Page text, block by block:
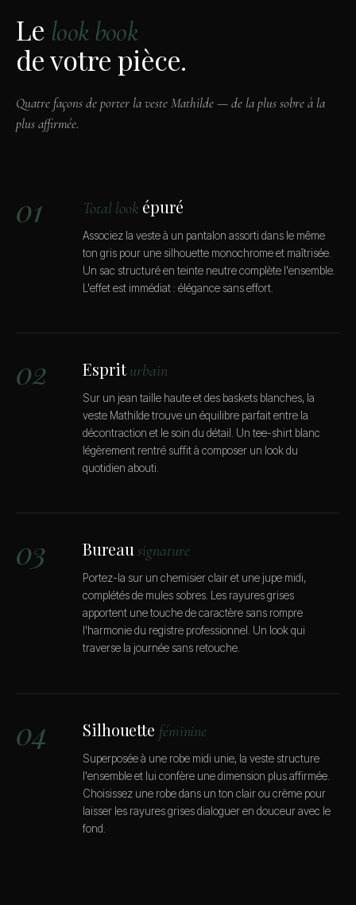
Le look book
de votre pièce.
Quatre façons de porter la veste Mathilde — de la plus sobre à la
plus affirmée.
01 Total look épuré
Associez la veste à un pantalon assorti dans le même
ton gris pour une silhouette monochrome et maîtrisée.
Un sac structuré en teinte neutre complète l'ensemble.
L'effet est immédiat : élégance sans effort.
02 Espriturbain
Sur un jean taille haute et des baskets blanches, la
veste Mathilde trouve un équilibre parfait entre la
décontraction et le soin du détail. Un tee-shirt blanc
légèrement rentré suffit à composer un look du
quotidien abouti.
03 Bureausignature
Portez-la sur un chemisier clair et une jupe midi,
complétés de mules sobres. Les rayures grises
apportent une touche de caractère sans rompre
l'harmonie du registre professionnel. Un look qui
traverse la journée sans retouche.
04 Silhouette féminine
Superposée à une robe midi unie, la veste structure
l'ensemble et lui confère une dimension plus affirmée.
Choisissez une robe dans un ton clair ou crème pour
laisser les rayures grises dialoguer en douceur avec le
fond.